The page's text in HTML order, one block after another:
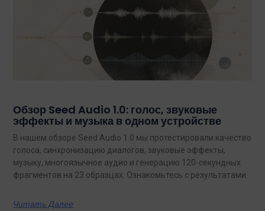
Обзор Seed Audio 1.0: голос, звуковые
эффекты и музыка в одном устройстве
В нашем обзоре Seed Audio 1.0 мы протестировали качество
голоса, синхронизацию диалогов, звуковые эффекты,
музыку, многоязычное аудио и генерацию 120-секундных
фрагментов на 23 образцах. Ознакомьтесь с результатами.
Читать Далее